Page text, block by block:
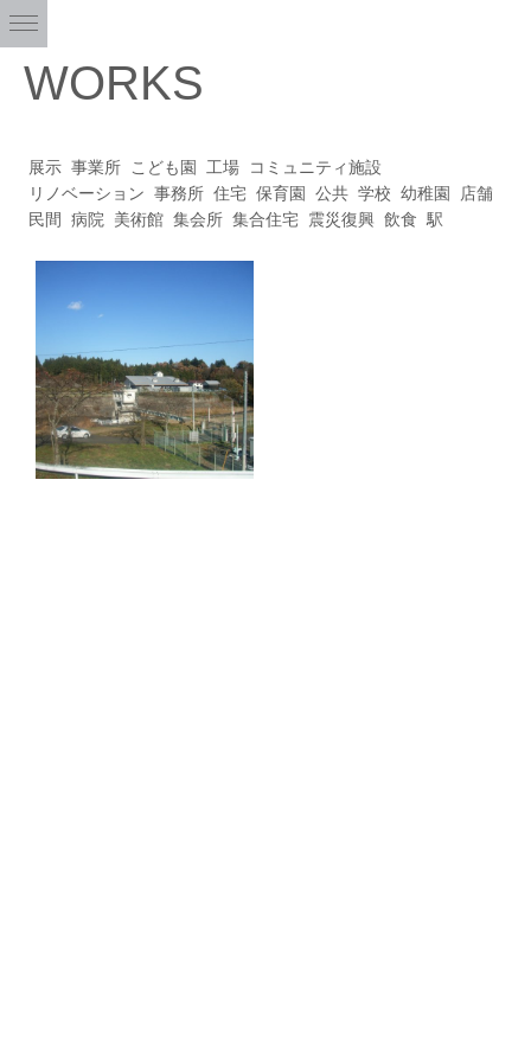
WORKS
展示 事業所 こども園 工場
コミュニティ施設
リノベーション 事務所 住宅 保育園 公共 学校 幼稚園
店舗
民間
病院 美術館 集会所 集合住宅 震災復興 飲食 駅